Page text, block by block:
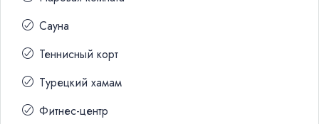
Сауна
Теннисный корт
Турецкий хамам
Фитнес-центр